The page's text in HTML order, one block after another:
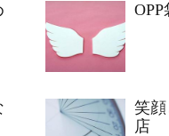
笑
店